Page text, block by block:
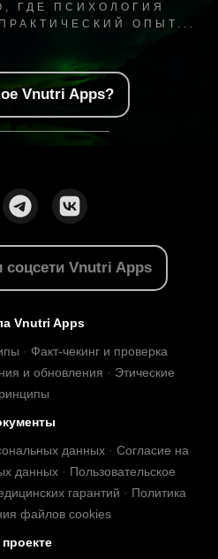
ГДЕ ПСИХОЛОГИЯ
ОПЫТ...
Vnutri Apps?
соцсети Vnutri Apps
Vnutri Apps
· Факт-чекинг и проверка
и обновления · Этические
данных· Согласие на
данных · Пользовательское
гарантий · Политика
файлов cookies